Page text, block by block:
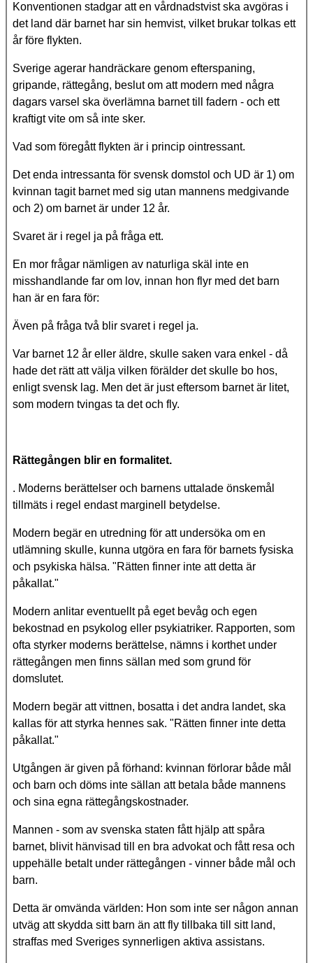
Konventionen stadgar att en vårdnadstvist ska avgöras i
det land där barnet har sin hemvist, vilket brukar tolkas ett
år före flykten.
Sverige agerar handräckare genom efterspaning,
gripande, rättegång, beslut om att modern med några
dagars varsel ska överlämna barnet till fadern - och ett
kraftigt vite om så inte sker.
Vad som föregått flykten är i princip ointressant.
Det enda intressanta för svensk domstol och UD är 1) om
kvinnan tagit barnet med sig utan mannens medgivande
och 2) om barnet är under 12 år.
Svaret är i regel ja på fråga ett.
En mor frågar nämligen av naturliga skäl inte en
misshandlande far om lov, innan hon flyr med det barn
han är en fara för:
Även på fråga två blir svaret i regel ja.
Var barnet 12 år eller äldre, skulle saken vara enkel - då
hade det rätt att välja vilken förälder det skulle bo hos,
enligt svensk lag. Men det är just eftersom barnet är litet,
som modern tvingas ta det och fly.
Rättegången blir en formalitet.
. Moderns berättelser och barnens uttalade önskemål
tillmäts i regel endast marginell betydelse.
Modern begär en utredning för att undersöka om en
utlämning skulle, kunna utgöra en fara för barnets fysiska
och psykiska hälsa. "Rätten finner inte att detta är
påkallat."
Modern anlitar eventuellt på eget bevåg och egen
bekostnad en psykolog eller psykiatriker. Rapporten, som
ofta styrker moderns berättelse, nämns i korthet under
rättegången men finns sällan med som grund för
domslutet.
Modern begär att vittnen, bosatta i det andra landet, ska
kallas för att styrka hennes sak. "Rätten finner inte detta
påkallat."
Utgången är given på förhand: kvinnan förlorar både mål
och barn och döms inte sällan att betala både mannens
och sina egna rättegångskostnader.
Mannen - som av svenska staten fått hjälp att spåra
barnet, blivit hänvisad till en bra advokat och fått resa och
uppehälle betalt under rättegången - vinner både mål och
barn.
Detta är omvända världen: Hon som inte ser någon annan
utväg att skydda sitt barn än att fly tillbaka till sitt land,
straffas med Sveriges synnerligen aktiva assistans.